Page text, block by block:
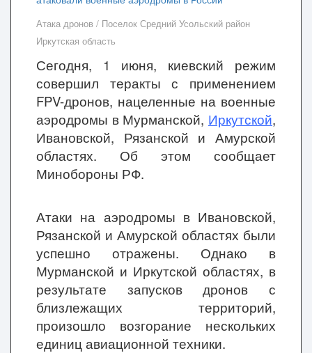
Атака дронов / Поселок Средний Усольский район
Иркутская область
Сегодня, 1 июня, киевский режим
совершил теракты с применением
FPV-дронов, нацеленные на военные
аэродромы в Мурманской, Иркутской,
Ивановской, Рязанской и Амурской
областях. Об этом сообщает
Минобороны РФ.
Атаки на аэродромы в Ивановской,
Рязанской и Амурской областях были
успешно отражены. Однако в
Мурманской и Иркутской областях, в
результате запусков дронов с
близлежащих территорий,
произошло возгорание нескольких
единиц авиационной техники.